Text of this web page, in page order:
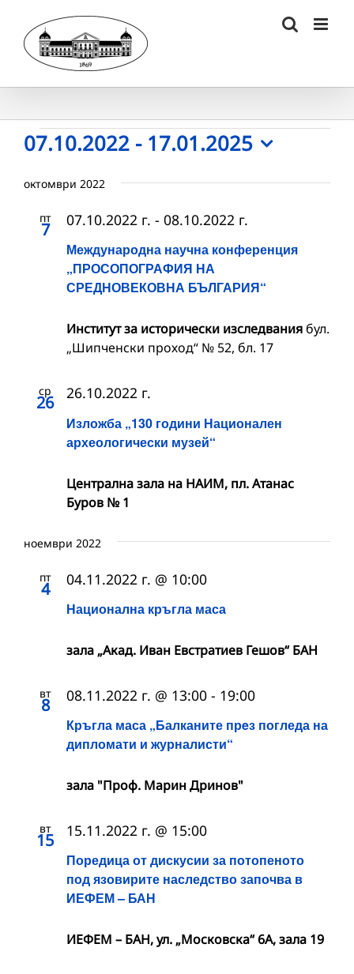
content
Събития
07.10.2022 - 17.01.2025
date.
октомври 2022
пт
7
Международна научна конференция
„ПРОСОПОГРАФИЯ НА
СРЕДНОВЕКОВНА БЪЛГАРИЯ“
07.10.2022 г. - 08.10.2022 г.
Институт за исторически изследваниябул.
„Шипченски проход“ № 52, бл. 17
ср
26
Изложба „130 години Национален
археологически музей“
26.10.2022 г.
Централна зала на НАИМ, пл. Атанас
Буров № 1
ноември 2022
пт
4
Национална кръгла маса
04.11.2022 г. @ 10:00
зала „Акад. Иван Евстратиев Гешов“ БАН
вт
8
Кръгла маса „Балканите прeз погледа на
дипломати и журналисти“
08.11.2022 г. @ 13:00 - 19:00
зала "Проф. Марин Дринов"
вт
15
Поредица от дискусии за потопеното
под язовирите наследство започва в
ИЕФЕМ – БАН
15.11.2022 г. @ 15:00
ИЕФЕМ – БАН, ул. „Московска“ 6А, зала 19